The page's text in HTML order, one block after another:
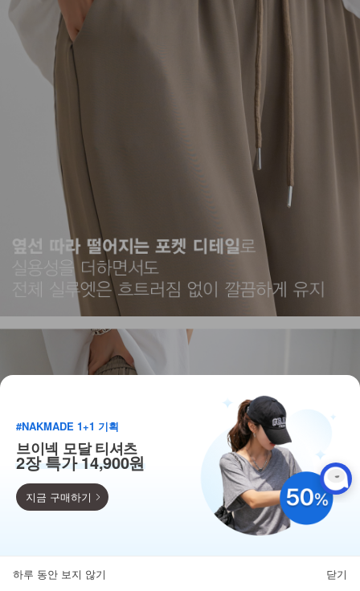
득템찬스
#NAKMADE 1+1 기획
브이넥 모달 티셔츠
2장 특가 14,900원
지금 구매하기
하루 동안 보지 않기 닫기
뒤로가기 카테고리 마이페이지